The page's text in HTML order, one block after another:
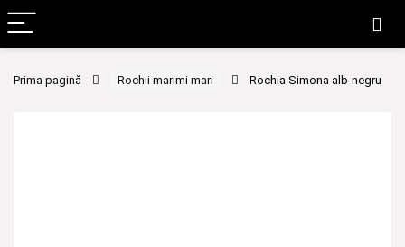
Prima pagină Rochii marimi mari Rochia Simona alb-negru